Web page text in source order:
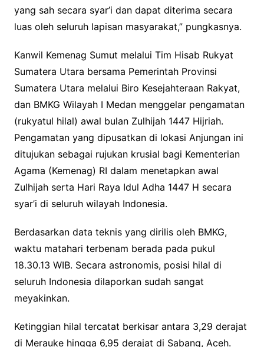
yang sah secara syar’i dan dapat diterima secara
luas oleh seluruh lapisan masyarakat,” pungkasnya.
Kanwil Kemenag Sumut melalui Tim Hisab Rukyat
Sumatera Utara bersama Pemerintah Provinsi
Sumatera Utara melalui Biro Kesejahteraan Rakyat,
dan BMKG Wilayah I Medan menggelar pengamatan
(rukyatul hilal) awal bulan Zulhijah 1447 Hijriah.
Pengamatan yang dipusatkan di lokasi Anjungan ini
ditujukan sebagai rujukan krusial bagi Kementerian
Agama (Kemenag) RI dalam menetapkan awal
Zulhijah serta Hari Raya Idul Adha 1447 H secara
syar’i di seluruh wilayah Indonesia.
Berdasarkan data teknis yang dirilis oleh BMKG,
waktu matahari terbenam berada pada pukul
18.30.13 WIB. Secara astronomis, posisi hilal di
seluruh Indonesia dilaporkan sudah sangat
meyakinkan.
Ketinggian hilal tercatat berkisar antara 3,29 derajat
di Merauke hingga 6,95 derajat di Sabang, Aceh.